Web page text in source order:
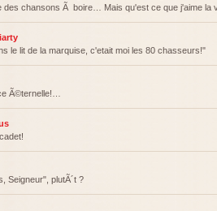
des chansons Ã boire… Mais qu'est ce que j'aime la
le lit de la marquise, c'etait moi les 80 chasseurs!"
Ã©ternelle!…
Seigneur", plutÃ´t ?